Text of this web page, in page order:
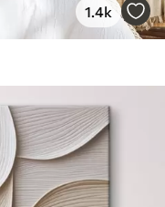
1.4k